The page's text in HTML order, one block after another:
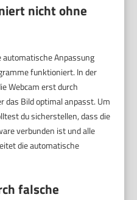
nicht ohne
automatische Anpassung
funktioniert. In der
Webcam erst durch
das Bild optimal anpasst. Um
du sicherstellen, dass die
verbunden ist und alle
die automatische
falsche